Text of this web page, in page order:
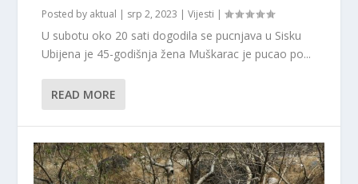
Posted by aktual | srp 2, 2023 |Vijesti |
U subotu oko 20 sati dogodila se pucnjava u Sisku
Ubijena je 45-godišnja žena Muškarac je pucao po...
READ MORE